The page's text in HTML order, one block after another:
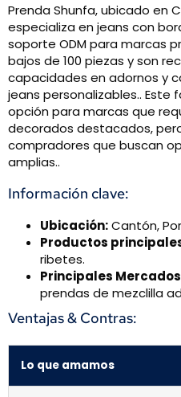
Prenda Shunfa, ubicado en
especializa en jeans con
soporte ODM para marcas
bajos de 100 piezas y son
capacidades en adornos y
jeans personalizables.. Este
opción para marcas que
decorados destacados,
compradores que buscan
amplias..
Información clave:
Ubicación:Cantón,
Productos
ribetes.
Principales
prendas de mezclilla
Ventajas & Contras:
Lo que amamos